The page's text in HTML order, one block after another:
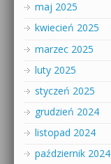
maj 2025
kwiecień 2025
marzec 2025
luty 2025
styczeń 2025
grudzień 2024
listopad 2024
październik 2024